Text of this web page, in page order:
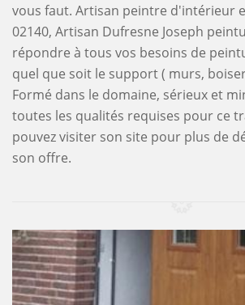
vous faut. Artisan peintre d'intérieur
02140, Artisan Dufresne Joseph
répondre à tous vos besoins de
quel que soit le support ( murs,
Formé dans le domaine, sérieux et
toutes les qualités requises pour ce
pouvez visiter son site pour plus de
son offre.